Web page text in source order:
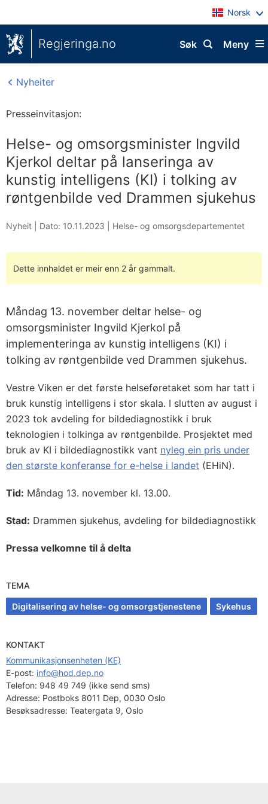
Norsk
Regjeringa.no Meny
Søk
Nyheiter
Presseinvitasjon:
Helse- og omsorgsminister Ingvild
Kjerkol deltar på lanseringa av
kunstig intelligens (KI) i tolking av
røntgenbilde ved Drammen sjukehus
Nyheit | Dato: 10.11.2023 Helse- og omsorgsdepartementet
Dette innhaldet er meir enn 2 år gammalt.
Måndag 13. november deltar helse- og
omsorgsminister Ingvild Kjerkol på
implementeringa av kunstig intelligens (KI) i
tolking av røntgenbilde ved Drammen sjukehus.
Vestre Viken er det første helseføretaket som har tatt i
bruk kunstig intelligens i stor skala. I slutten av august i
2023 tok avdeling for bildediagnostikk i bruk
teknologien i tolkinga av røntgenbilde. Prosjektet med
bruk av KI i bildediagnostikk vant nyleg ein pris under
den største konferanse for e-helse i landet (EHiN).
Tid: Måndag 13. november kl. 13.00.
Stad: Drammen sjukehus, avdeling for bildediagnostikk
Pressa velkomne til å delta
TEMA
Digitalisering av helse- og omsorgstjenestene Sykehus
KONTAKT
Kommunikasjonsenheten (KE)
E-post: info@hod.dep.no
Telefon: 948 49 749 (ikke send sms)
Adresse: Postboks 8011 Dep, 0030 Oslo
Besøksadresse: Teatergata 9, Oslo